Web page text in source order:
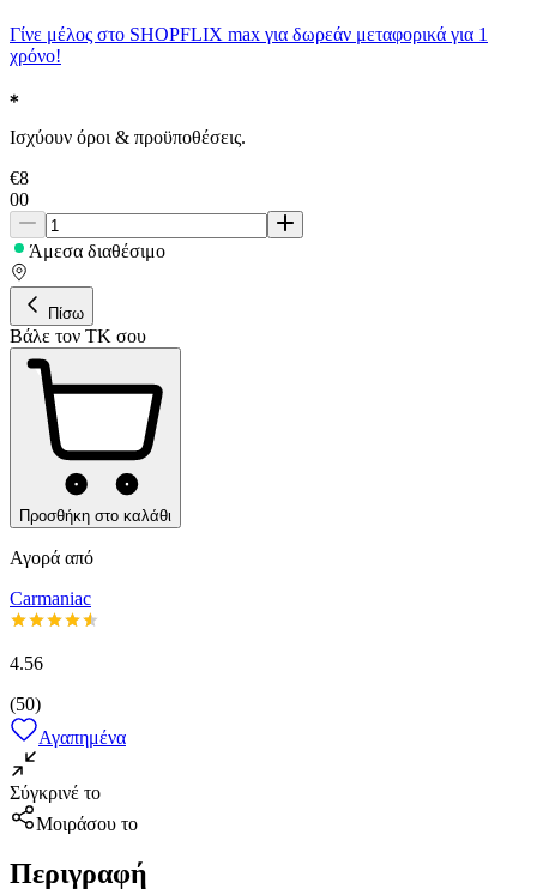
Γίνε μέλος στο SHOPFLIX max για δωρεάν μεταφορικά για 1
χρόνο!
Ισχύουν όροι & προϋποθέσεις.
€8
00
Άμεσα διαθέσιμο
Πίσω
Βάλε τον ΤΚ σου
Προσθήκη στο καλάθι
Αγορά από
Carmaniac
4.56
(50)
Αγαπημένα
Σύγκρινέ το
Μοιράσου το
Περιγραφή